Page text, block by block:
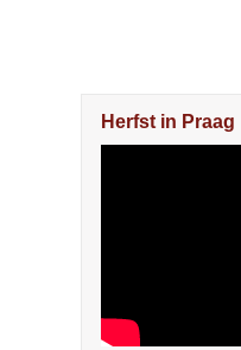
Herfst in Praag